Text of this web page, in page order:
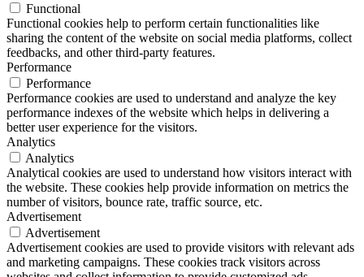
Functional
Functional cookies help to perform certain functionalities like
sharing the content of the website on social media platforms, collect
feedbacks, and other third-party features.
Performance
Performance
Performance cookies are used to understand and analyze the key
performance indexes of the website which helps in delivering a
better user experience for the visitors.
Analytics
Analytics
Analytical cookies are used to understand how visitors interact with
the website. These cookies help provide information on metrics the
number of visitors, bounce rate, traffic source, etc.
Advertisement
Advertisement
Advertisement cookies are used to provide visitors with relevant ads
and marketing campaigns. These cookies track visitors across